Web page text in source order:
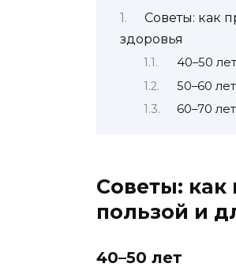
Coвeты: кaк
здopoвья
40–50 лeт
50–60 лeт
60–70
Coвeты:
пoльзoй и
40–50 лeт